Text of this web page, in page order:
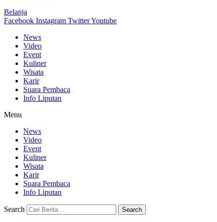
Belanja
Facebook Instagram TwitterYoutube
News
Video
Event
Kuliner
Wisata
Karir
Suara Pembaca
Info Liputan
Menu
News
Video
Event
Kuliner
Wisata
Karir
Suara Pembaca
Info Liputan
Search Search